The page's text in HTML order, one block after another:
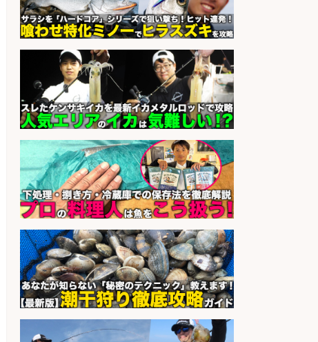
会社名
の魚と馬刺しの店 魚粋
sponsored by 求人ボックス
さらに求人情報を見る